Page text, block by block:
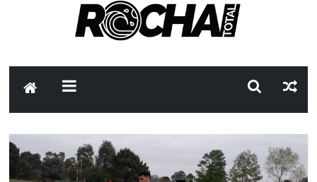
Caso Charles Carrera: la causa que sobrevivió al paso del tiempo
Criminalidad en Uruguay: menos delitos,los homicidios son lo